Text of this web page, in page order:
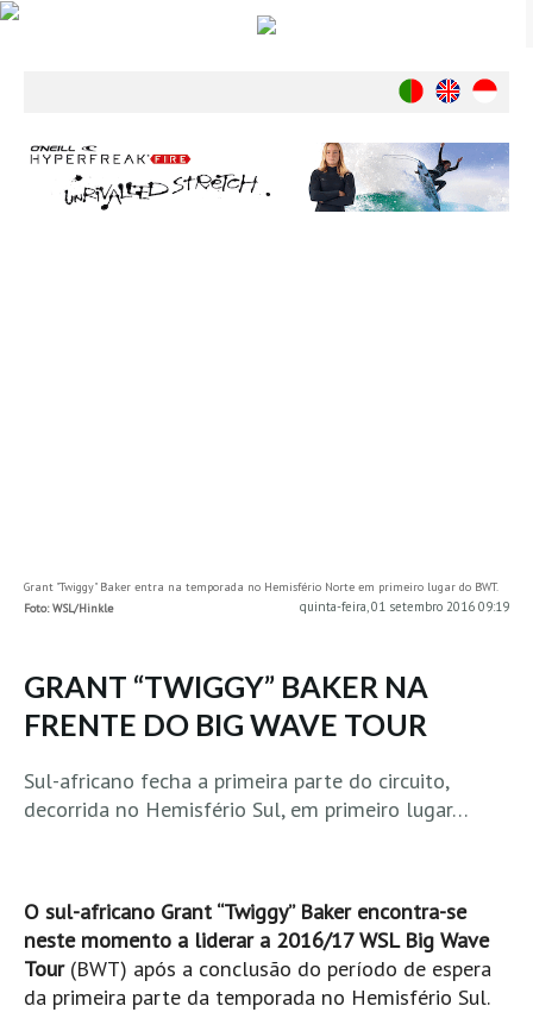
Internacionais
Ambiente
Moledo HD
Viana do Castelo HD
Viana Pontão HD
GRANDE PORTO
Aguçadoura HD
Azurara HD
Praia de Árvore - Areal HD
Mindelo
Grant "Twiggy" Baker entra na temporada no Hemisfério Norte em primeiro lugar do BWT.
Foto: WSL/Hinkle
quinta-feira, 01 setembro 2016 09:19
GRANT “TWIGGY” BAKER NA
FRENTE DO BIG WAVE TOUR
Sul-africano fecha a primeira parte do circuito,
decorrida no Hemisfério Sul, em primeiro lugar…
O sul-africano Grant “Twiggy” Baker encontra-se
neste momento a liderar a 2016/17 WSL Big Wave
Tour(BWT) após a conclusão do período de espera
da primeira parte da temporada no Hemisfério Sul.